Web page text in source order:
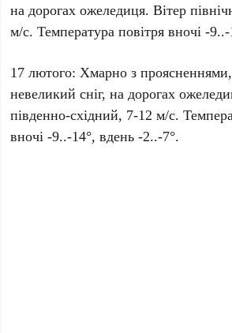
на дорогах ожеледиця. Вітер
м/с. Температура повітря вночі -
17 лютого: Хмарно з
невеликий сніг, на дорогах
південно-східний, 7-12 м/с.
вночі -9..-14°, вдень -2..-7°.